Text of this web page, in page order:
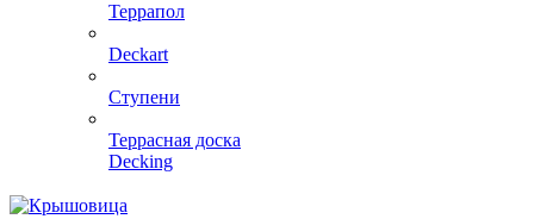
Террапол
Deckart
Ступени
Террасная доска
Decking